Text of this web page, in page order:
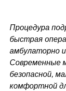
Процедура
быстрая
амбулаторно
Современные
безопасной,
комфортной